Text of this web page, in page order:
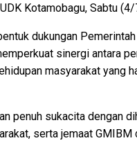
Kotamobagu, Sabtu
dukungan
sinergi antara
masyarakat yang
penuh sukacita dengan
serta jemaat GMIBM